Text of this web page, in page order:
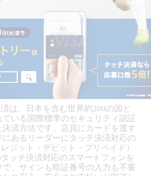
は、日本を含む世界約200の国と
いる国際標準のセキュリティ認証
済方法です。店員にカードを渡す
にあるリーダーにタッチ決済対応の
ジット・デビット・プリペイド）
ッチ決済対応のスマートフォンを
で、サインも暗証番号の入力も不要